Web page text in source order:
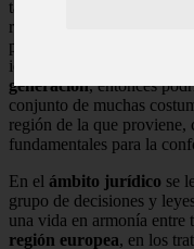
también abarca el tipo de
región, las costumbres en
pueden identificar las
idea de esto, y estas
generación, entonces
conjunto de muchas
región de la que proviene,
fundamentales para la
En el ámbito jurídico se
grupo de decisiones y
una vida en armonía entre
región europea, en los